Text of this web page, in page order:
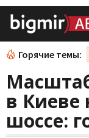
Горячие темы:
в Киеве
шоссе: